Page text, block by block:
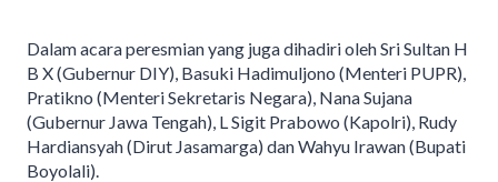
Dalam acara peresmian yang juga dihadiri oleh Sri Sultan H
B X (Gubernur DIY), Basuki Hadimuljono (Menteri PUPR),
Pratikno (Menteri Sekretaris Negara), Nana Sujana
(Gubernur Jawa Tengah), L Sigit Prabowo (Kapolri), Rudy
Hardiansyah (Dirut Jasamarga) dan Wahyu Irawan (Bupati
Boyolali).